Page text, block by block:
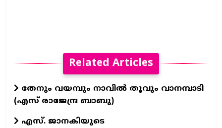
Related Articles
തേനും വയമ്പും നാവിൽ തൂവും വാനമ്പാടി
(എസ് രാജേന്ദ്ര ബാബു)
എസ്. ജാനകിയുടെ